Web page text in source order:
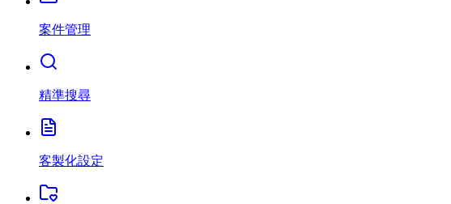
案件管理
精準搜尋
客製化設定